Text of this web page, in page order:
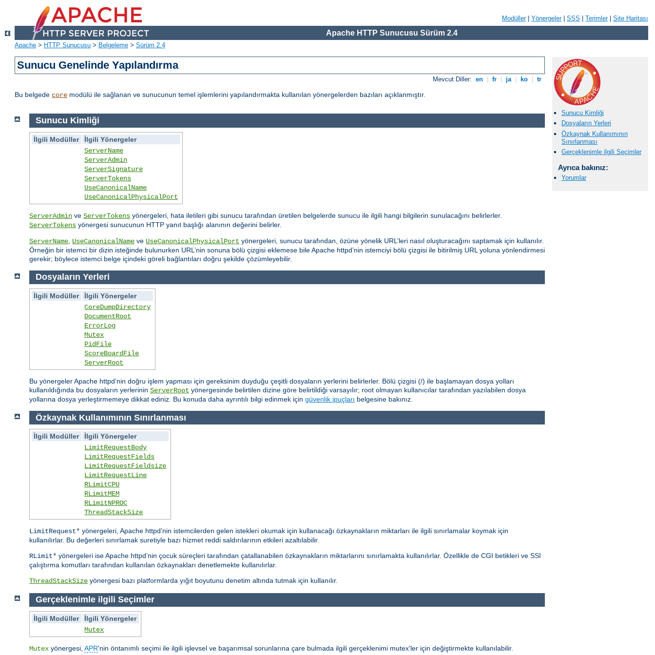
Modüller| Yönergeler| SSS Terimler| Site Haritası
Apache HTTP Sunucusu Sürüm 2.4
Apache > HTTP Sunucusu > Belgeleme > Sürüm 2.4
Sunucu Genelinde Yapılandırma
Mevcut Diller: en fr ja ko tr
Bu belgede core modülü ile sağlanan ve sunucunun temel işlemlerini yapılandırmakta kullanılan yönergelerden bazıları açıklanmıştır.
Sunucu Kimliği
Dosyaların Yerleri
Özkaynak Kullanımının
Sınırlanması
Gerçeklenimle ilgili Seçimler
Ayrıca bakınız:
Yorumlar
Sunucu Kimliği
İlgili Modüller
İlgili Yönergeler
ServerName
ServerAdmin
ServerSignature
ServerTokens
UseCanonicalName
UseCanonicalPhysicalPort
ServerAdmin ve ServerTokens yönergeleri, hata iletileri gibi sunucu tarafından üretilen belgelerde sunucu ile ilgili hangi bilgilerin sunulacağını belirlerler.
ServerTokens yönergesi sunucunun HTTP yanıt başlığı alanının değerini belirler.
ServerName UseCanonicalName ve UseCanonicalPhysicalPort yönergeleri, sunucu tarafından, özüne yönelik URL’leri nasıl oluşturacağını saptamak için kullanılır.
Örneğin bir istemci bir dizin isteğinde bulunurken URL’nin sonuna bölü çizgisi eklemese bile Apache httpd’nin istemciyi bölü çizgisi ile bitirilmiş URL yoluna yönlendirmesi
gerekir; böylece istemci belge içindeki göreli bağlantıları doğru şekilde çözümleyebilir.
Dosyaların Yerleri
İlgili Modüller
İlgili Yönergeler
CoreDumpDirectory
DocumentRoot
ErrorLog
Mutex
PidFile
ScoreBoardFile
ServerRoot
Bu yönergeler Apache httpd’nin doğru işlem yapması için gereksinim duyduğu çeşitli dosyaların yerlerini belirlerler. Bölü çizgisi (/) ile başlamayan dosya yolları
kullanıldığında bu dosyaların yerlerinin ServerRoot yönergesinde belirtilen dizine göre belirtildiği varsayılır; root olmayan kullanıcılar tarafından yazılabilen dosya
yollarına dosya yerleştirmemeye dikkat ediniz. Bu konuda daha ayrıntılı bilgi edinmek için güvenlik ipuçları belgesine bakınız.
Özkaynak Kullanımının Sınırlanması
İlgili Modüller
İlgili Yönergeler
LimitRequestBody
LimitRequestFields
LimitRequestFieldsize
LimitRequestLine
RLimitCPU
RLimitMEM
RLimitNPROC
ThreadStackSize
LimitRequest* yönergeleri, Apache httpd’nin istemcilerden gelen istekleri okumak için kullanacağı özkaynakların miktarları ile ilgili sınırlamalar koymak için
kullanılırlar. Bu değerleri sınırlamak suretiyle bazı hizmet reddi saldırılarının etkileri azaltılabilir.
RLimit* yönergeleri ise Apache httpd’nin çocuk süreçleri tarafından çatallanabilen özkaynakların miktarlarını sınırlamakta kullanılırlar. Özellikle de CGI betikleri ve SSI
çalıştırma komutları tarafından kullanılan özkaynakları denetlemekte kullanılırlar.
ThreadStackSize yönergesi bazı platformlarda yığıt boyutunu denetim altında tutmak için kullanılır.
Gerçeklenimle ilgili Seçimler
İlgili Modüller
İlgili Yönergeler
Mutex
Mutex yönergesi, APR'nin öntanımlı seçimi ile ilgili işlevsel ve başarımsal sorunlarına çare bulmada ilgili gerçeklenimi mutex'ler için değiştirmekte kullanılabilir.